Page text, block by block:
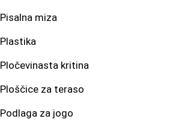
Pisalna miza
Plastika
Pločevinasta kritina
Ploščice za teraso
Podlaga za jogo